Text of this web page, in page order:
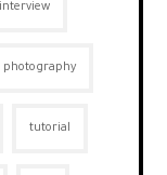
interview
photography
tutorial